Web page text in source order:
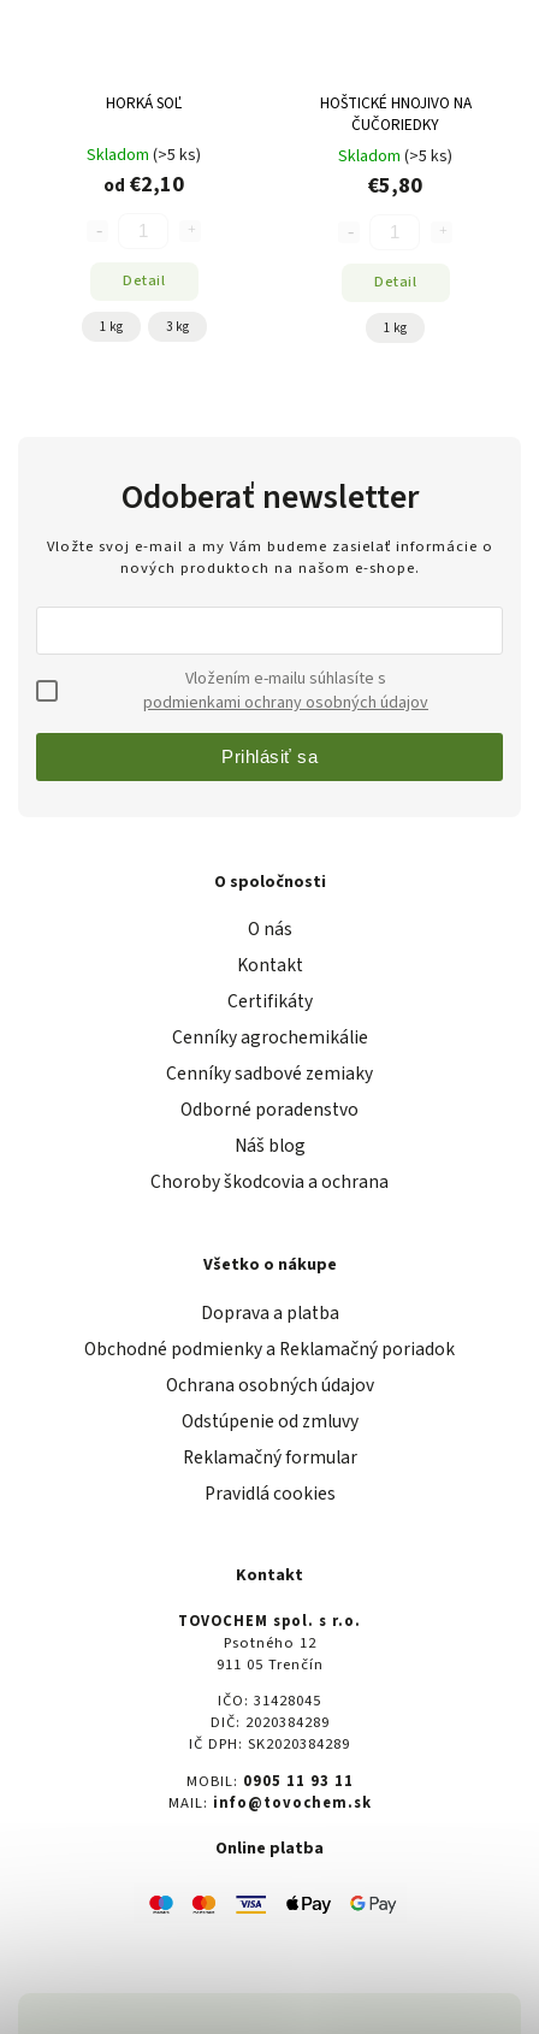
HORKÁ SOĽ
Skladom (>5 ks)
od €2,10
Detail
1 kg 3 kg
HOŠTICKÉ HNOJIVO NA
ČUČORIEDKY
Skladom (>5 ks)
€5,80
Detail
1 kg
Odoberať newsletter
Vložte svoj e-mail a my Vám budeme zasielať informácie o
nových produktoch na našom e-shope.
podmienkami ochrany osobných údajov
Prihlásiť sa
O spoločnosti
O nás
Kontakt
Certifikáty
Cenníky agrochemikálie
Cenníky sadbové zemiaky
Odborné poradenstvo
Náš blog
Choroby škodcovia a ochrana
Všetko o nákupe
Doprava a platba
Obchodné podmienky a Reklamačný poriadok
Ochrana osobných údajov
Odstúpenie od zmluvy
Reklamačný formular
Pravidlá cookies
Kontakt
TOVOCHEM spol. s r.o.
Psotného 12
911 05 Trenčín
IČO: 31428045
DIČ: 2020384289
IČ DPH: SK2020384289
MOBIL: 0905 11 93 11
MAIL: info@tovochem.sk
Online platba